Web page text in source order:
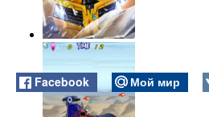
Facebook Мой мир